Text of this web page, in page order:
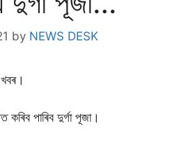
by NEWS DESK
কৰিব পাৰিব দুৰ্গা পূজা।